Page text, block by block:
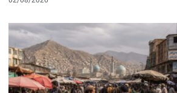
dėl sienos